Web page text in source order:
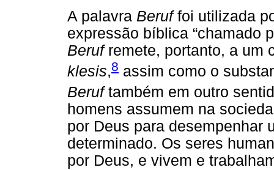
A palavra Beruffoi utilizada
expressão bíblica “chamado
Berufremete, portanto, a um
klesis,8 assim como o
Beruftambém em outro
homens assumem na
por Deus para desempenhar
determinado. Os seres
por Deus, e vivem e